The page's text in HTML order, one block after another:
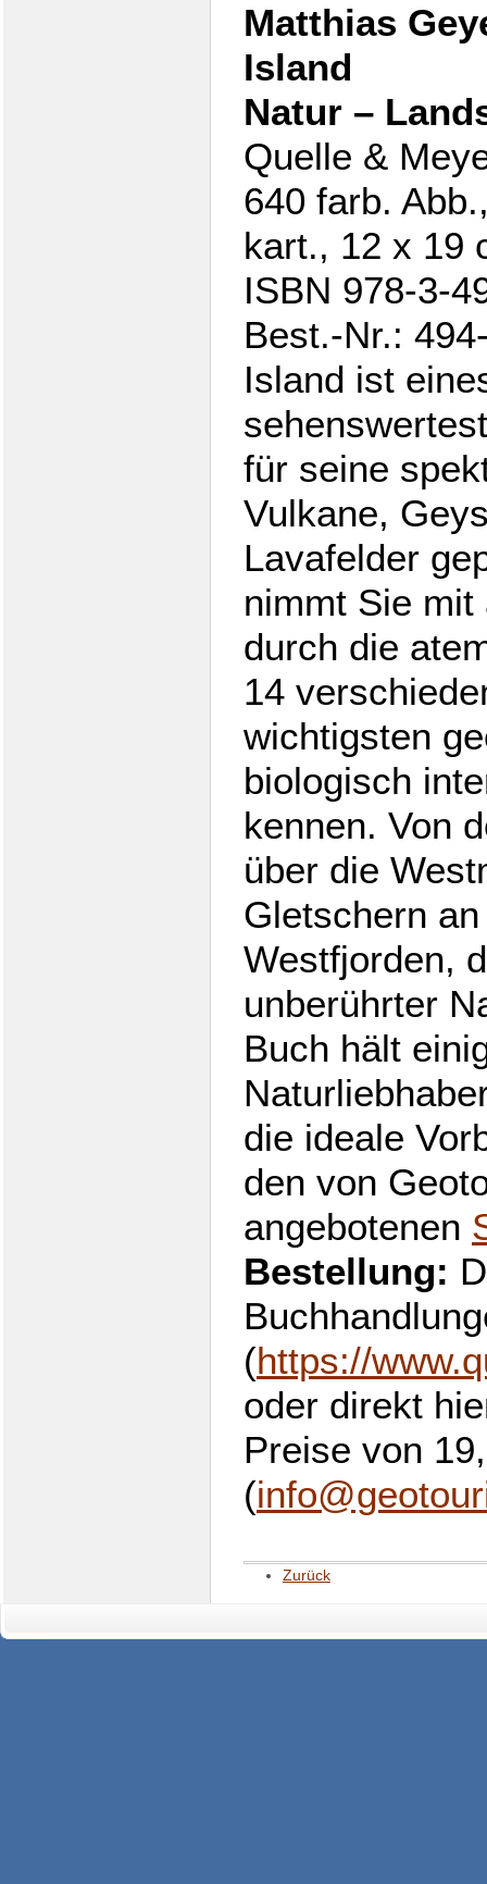
Matthias
Island
Natur –
Quelle &
640 farb.
kart., 12 x 19
ISBN 978-3-
Best.-Nr.:
Island ist
für seine
Vulkane,
Lavafelder
nimmt Sie
durch die
14
wichtigsten
biologisch
kennen. Von
über die
Gletschern
Westfjorden,
unberührter
Buch hält
die ideale
den von
angebotenen
Bestellung:
(https://
oder direkt
Preise von
(
Zurück